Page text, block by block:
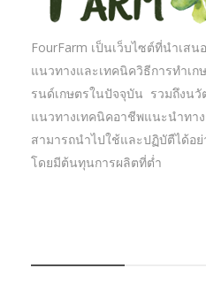
FourFarm เป็นเว็บไซต์ที่นำเส
แนวทางและเทคนิควิธีการทำเ
รนด์เกษตรในปัจจุบัน รวมถึงนวั
แนวทางเทคนิคอาชีพแนะนำทาง
สามารถนำไปใช้และปฏิบัตืได้อ
โดยมีต้นทุนการผลิตที่ต่ำ